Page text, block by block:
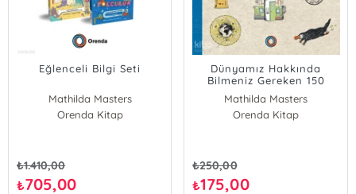
Eğlenceli Bilgi Seti
Mathilda Masters
Clive Gifford
Orenda Kitap
₺1.410,00
₺705,00
Dünyamız Hakkında
Bilmeniz Gereken 150
Süper Akıllıca Şey
Mathilda Masters
Orenda Kitap
₺250,00
₺175,00